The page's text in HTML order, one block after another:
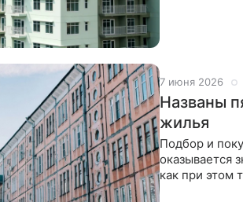
7 июня 2026
Названы
жилья
Подбор и
оказывается
как при этом